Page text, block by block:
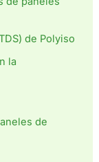
de Polyiso
la
de